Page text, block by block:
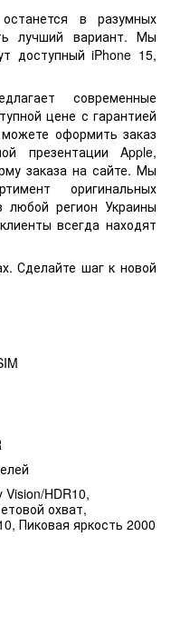
в разумных
лучший вариант. Мы
доступный iPhone 15,
современные
цене с гарантией
оформить заказ
презентации Apple,
заказа на сайте. Мы
оригинальных
любой регион Украины
всегда находят
Сделайте шаг к новой
HDR10,
охват,
Пиковая яркость 2000